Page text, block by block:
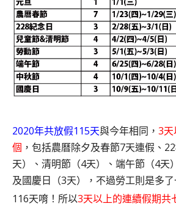
2020年共放假115天與今年相同， 3天
個 ，包括農曆除夕及春節7天連假、
天）、清明節（4天）、端午節（4天
及國慶日（3天），不過勞工則是多
116天唷！所以3天以上的連續假期共